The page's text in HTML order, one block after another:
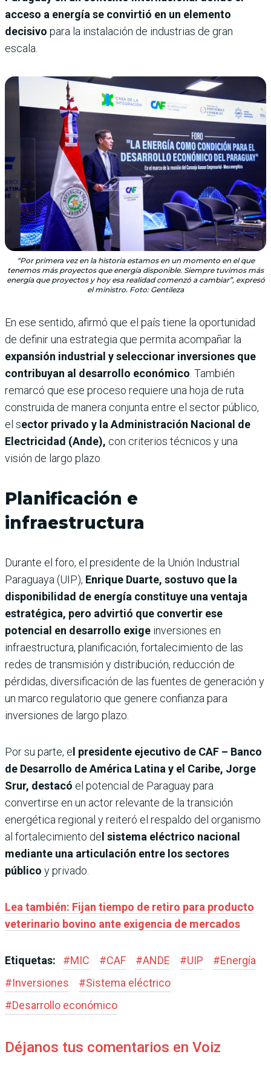
acceso a energía se convirtió en un elemento
decisivo para la instalación de industrias de gran
escala.
“Por primera vez en la historia estamos en un momento en el que
tenemos más proyectos que energía disponible. Siempre tuvimos más
energía que proyectos y hoy esa realidad comenzó a cambiar”, expresó
el ministro. Foto: Gentileza
En ese sentido, afirmó que el país tiene la oportunidad
de definir una estrategia que permita acompañar la
expansión industrial y seleccionar inversiones que
contribuyan al desarrollo económico . También
remarcó que ese proceso requiere una hoja de ruta
construida de manera conjunta entre el sector público,
el sector privado y la Administración Nacional de
Electricidad (Ande), con criterios técnicos y una
visión de largo plazo.
Planificación e
infraestructura
Durante el foro, el presidente de la Unión Industrial
Paraguaya (UIP), Enrique Duarte, sostuvo que la
disponibilidad de energía constituye una ventaja
estratégica, pero advirtió que convertir ese
potencial en desarrollo exige inversiones en
infraestructura, planificación, fortalecimiento de las
redes de transmisión y distribución, reducción de
pérdidas, diversificación de las fuentes de generación y
un marco regulatorio que genere confianza para
inversiones de largo plazo.
Por su parte, el presidente ejecutivo de CAF – Banco
de Desarrollo de América Latina y el Caribe, Jorge
Srur, destacó el potencial de Paraguay para
convertirse en un actor relevante de la transición
energética regional y reiteró el respaldo del organismo
al fortalecimiento del sistema eléctrico nacional
mediante una articulación entre los sectores
público y privado.
Lea también: Fijan tiempo de retiro para producto
veterinario bovino ante exigencia de mercados
Etiquetas: #MIC #CAF #ANDE #UIP #Energía
#Inversiones #Sistema eléctrico
#Desarrollo económico
Déjanos tus comentarios en Voiz